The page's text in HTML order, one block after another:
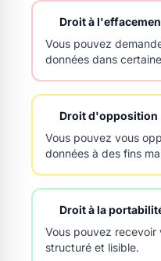
Droit à
Vous pouvez
données dans
Droit d'opposition
Vous pouvez vous
données à des fins
Droit à la
Vous pouvez recevoir
structuré et lisible.